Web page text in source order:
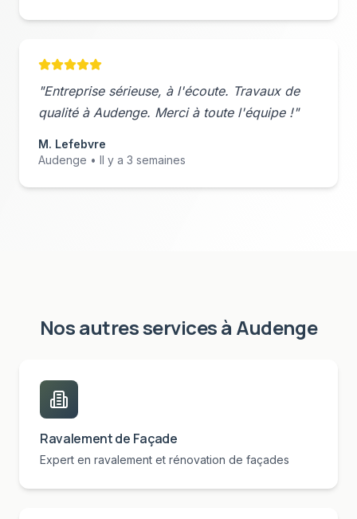
"Entreprise sérieuse, à l'écoute. Travaux de
qualité à Audenge. Merci à toute l'équipe !"
M. Lefebvre
Audenge • Il y a 3 semaines
Nos autres services à Audenge
Ravalement de Façade
Expert en ravalement et rénovation de façades